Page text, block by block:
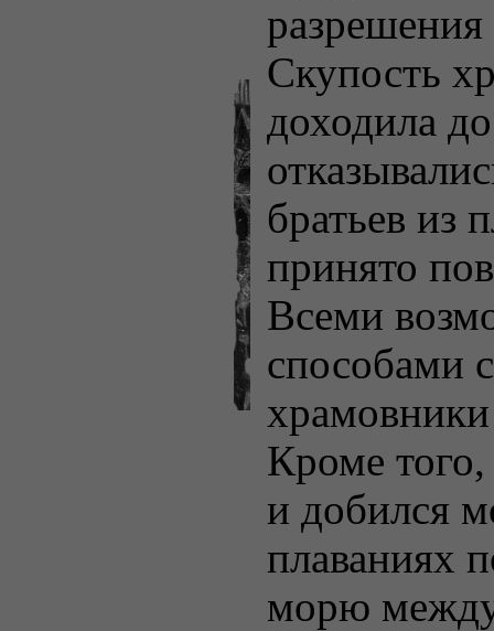
Скупость
доходила
братьев из
принято
Всеми
способами
Кроме того,
и добился
плаваниях
морю